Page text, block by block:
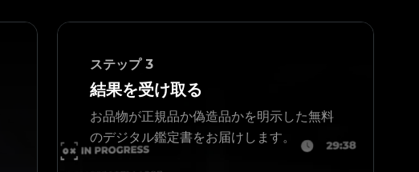
ステップ 3
結果を受け取る
お品物が正規品か偽造品かを明示した無料
のデジタル鑑定書をお届けします。